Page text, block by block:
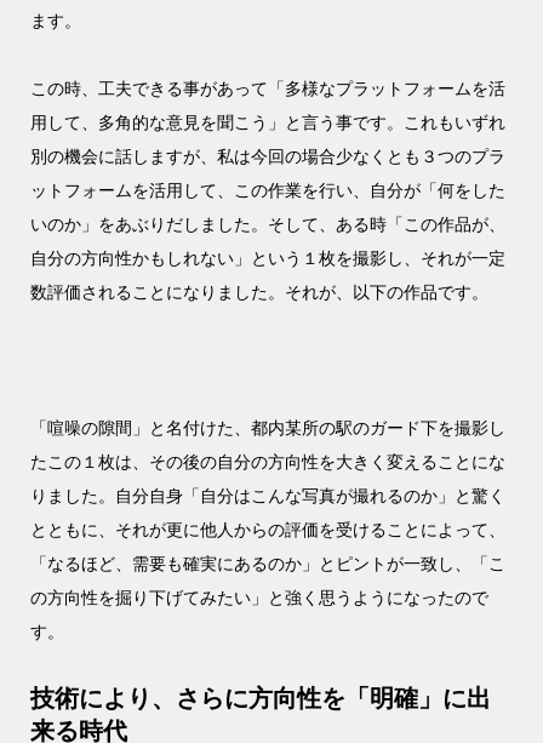
ます。
この時、工夫できる事があって「多様なプラットフォームを活
用して、多角的な意見を聞こう」と言う事です。これもいずれ
別の機会に話しますが、私は今回の場合少なくとも３つのプラ
ットフォームを活用して、この作業を行い、自分が「何をした
いのか」をあぶりだしました。そして、ある時「この作品が、
自分の方向性かもしれない」という１枚を撮影し、それが一定
数評価されることになりました。それが、以下の作品です。
「喧噪の隙間」と名付けた、都内某所の駅のガード下を撮影し
たこの１枚は、その後の自分の方向性を大きく変えることにな
りました。自分自身「自分はこんな写真が撮れるのか」と驚く
とともに、それが更に他人からの評価を受けることによって、
「なるほど、需要も確実にあるのか」とピントが一致し、「こ
の方向性を掘り下げてみたい」と強く思うようになったので
す。
技術により、さらに方向性を「明確」に出
来る時代